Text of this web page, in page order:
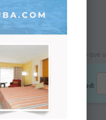
de la foma de pago que
Cantidad: